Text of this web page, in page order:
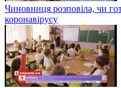
Чиновниця розповіла, чи
коронавірусу